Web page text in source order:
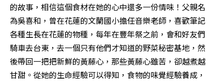
的故事，相信這個食材在她的心中還多一份情味！父親名
為吳喜和，曾在花蓮的文蘭國小擔任音樂老師，喜歡筆記
各種生長在花蓮的物種，每年在豐年祭之前，會和好友們
騎車去台東，去一個只有他們才知道的野菜秘密基地，然
後帶回一把把新鮮的黃藤心，那些黃藤心雖苦，卻越煮越
甘甜。從她的生命經驗可以得知，食物的味覺經驗養成，